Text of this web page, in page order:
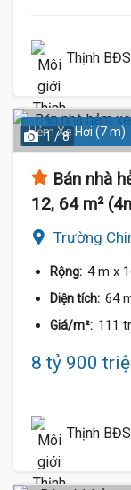
Thịnh BĐS
Hẻm Xe Hơi (7 m)
1 / 8
Bán nhà
12, 64 m²
Trường
Rộng: 4 m x
Diện tích: 64
Giá/m²: 111
8 tỷ 900
Thịnh BĐS